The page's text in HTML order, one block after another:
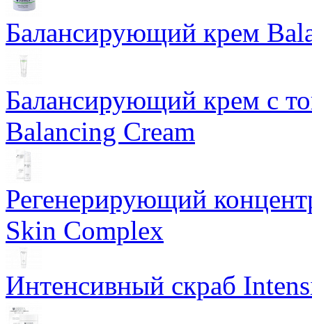
Балансирующий крем
Балансирующий крем с
Balancing Cream
Регенерирующий
Skin Complex
Интенсивный скраб